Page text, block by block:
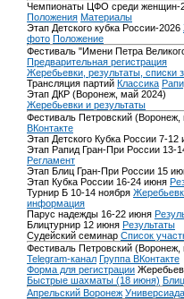
Чемпионаты ЦФО среди женщин-
Положения Материалы
Этап Детского кубка России-2026
фото Положение
Фестиваль "Имени Петра
Предварительная регистрация
Жеребьевки, результаты, списки
Трансляция партий Классика
Этап ДКР (Воронеж, май 2024)
Жеребьевки и результаты
Фестиваль Петровский (Воронеж,
ВКонтакте
Этап Детского Кубка России 7-12
Этап Рапид Гран-При России 13-
Регламент
Этап Блиц Гран-При России 15
Этап Кубка России 16-24 июня
Турнир Б 10-14 ноября
информация
Парус надежды 16-22 июня
Блицтурнир 12 июня Результаты
Судейский семинар Список
Фестиваль Петровский (Воронеж,
Telegram-канал Группа ВКонтакте
Форма для регистрации
Быстрые шахматы (18 июня)
Апрельский Воронеж Универсиада